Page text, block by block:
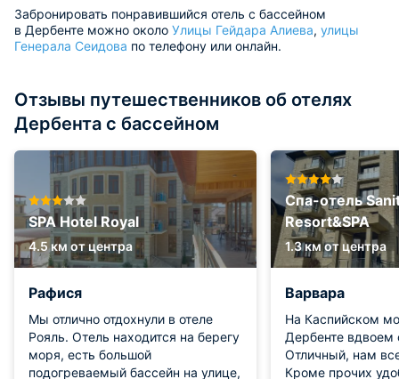
Забронировать понравившийся отель с бассейном
в Дербенте можно около Улицы Гейдара Алиева, улицы
Генерала Сеидова по телефону или онлайн.
Отзывы путешественников об отелях
Дербента с бассейном
SPA Hotel Royal
4.5 км от центра
Рафися
Мы отлично отдохнули в отеле
Рояль. Отель находится на берегу
моря, есть большой
подогреваемый бассейн на улице,
Спа-отель
Resort&SPA
1.3 км от центра
Варвара
На Каспийском
Дербенте вдвоем
Отличный, нам
Кроме прочих